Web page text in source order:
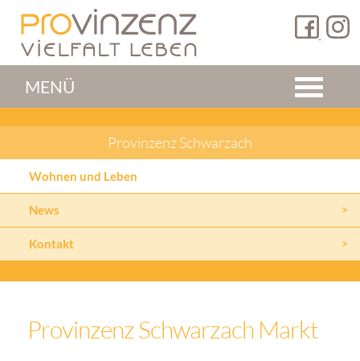
MENÜ
Provinzenz Schwarzach
Wohnen und Leben
News
Kontakt
Provinzenz Schwarzach Markt